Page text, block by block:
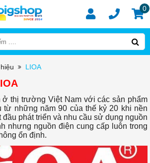
0
LIOA
ở thị trường Việt Nam với các sản phẩm
từ những năm 90 của thế kỷ 20 khi nền
đầu phát triển và nhu cầu sử dụng nguồn
nhưng nguồn điện cung cấp luôn trong
ổn định.